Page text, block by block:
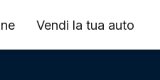
Vendi la tua auto